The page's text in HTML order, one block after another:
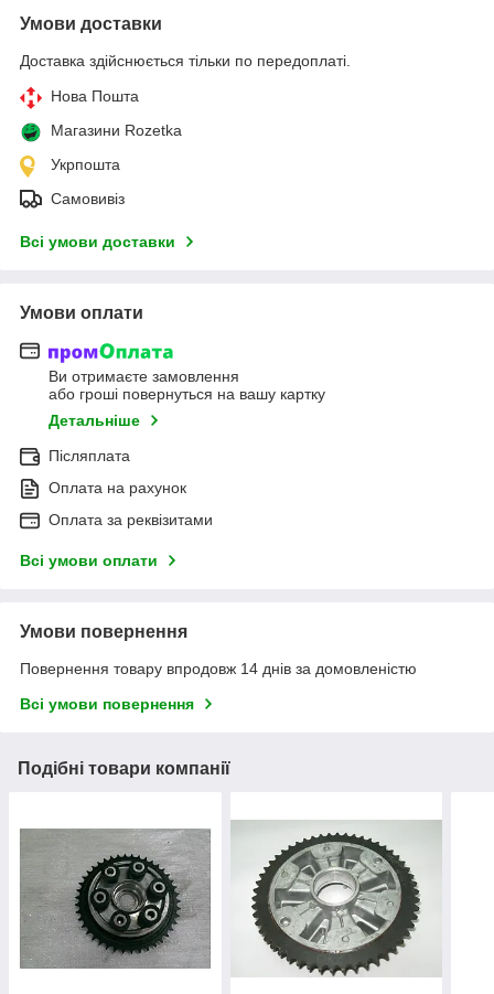
Умови доставки
Доставка здійснюється тільки по передоплаті.
Нова Пошта
Магазини Rozetka
Укрпошта
Самовивіз
Всі умови доставки
Умови оплати
Ви отримаєте замовлення
або гроші повернуться на вашу картку
Детальніше
Післяплата
Оплата на рахунок
Оплата за реквізитами
Всі умови оплати
Умови повернення
Повернення товару впродовж 14 днів за домовленістю
Всі умови повернення
Подібні товари компанії